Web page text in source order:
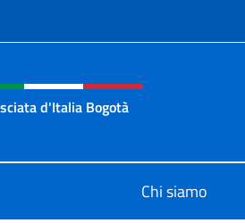
social e
d'Italia Bogotà
Chi siamo